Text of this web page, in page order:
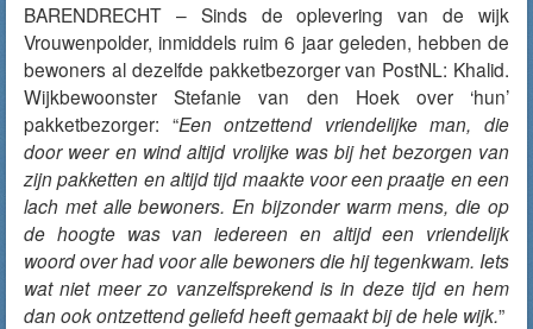
BARENDRECHT – Sinds de oplevering van de wijk
Vrouwenpolder, inmiddels ruim 6 jaar geleden, hebben de
bewoners al dezelfde pakketbezorger van PostNL: Khalid.
Wijkbewoonster Stefanie van den Hoek over ‘hun’
pakketbezorger: “Een ontzettend vriendelijke man, die
door weer en wind altijd vrolijke was bij het bezorgen van
zijn pakketten en altijd tijd maakte voor een praatje en een
lach met alle bewoners. En bijzonder warm mens, die op
de hoogte was van iedereen en altijd een vriendelijk
woord over had voor alle bewoners die hij tegenkwam. Iets
wat niet meer zo vanzelfsprekend is in deze tijd en hem
dan ook ontzettend geliefd heeft gemaakt bij de hele wijk.”